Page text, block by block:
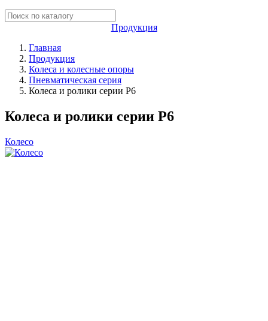
Продукция
Главная
Продукция
Колеса и колесные опоры
Пневматическая серия
Колеса и ролики серии P6
Колеса и ролики серии P6
Колесо